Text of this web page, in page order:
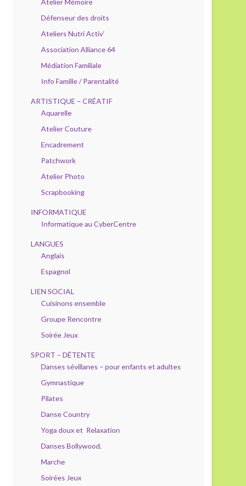
Atelier Mémoire
Défenseur des droits
Ateliers Nutri Activ’
Association Alliance 64
Médiation Familiale
Info Famille / Parentalité
ARTISTIQUE – CRÉATIF
Aquarelle
Atelier Couture
Encadrement
Patchwork
Atelier Photo
Scrapbooking
INFORMATIQUE
Informatique au CyberCentre
LANGUES
Anglais
Espagnol
LIEN SOCIAL
Cuisinons ensemble
Groupe Rencontre
Soirée Jeux
SPORT – DÉTENTE
Danses sévillanes – pour enfants et adultes
Gymnastique
Pilates
Danse Country
Yoga doux et Relaxation
Danses Bollywood.
Marche
Soirées Jeux